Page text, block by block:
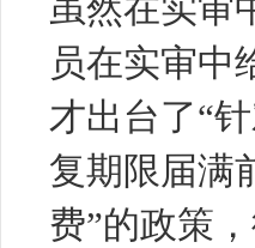
虽然在实审
员在实审中
才出台了“
复期限届满
费”的政策